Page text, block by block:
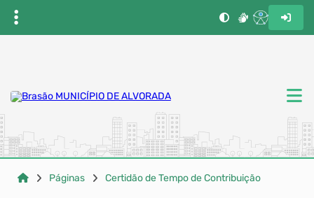
Páginas Certidão de Tempo de Contribuição